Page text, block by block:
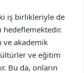
iş birlikleriyle de
hedeflemektedir.
ve akademik
ve eğitim
Bu da, onların